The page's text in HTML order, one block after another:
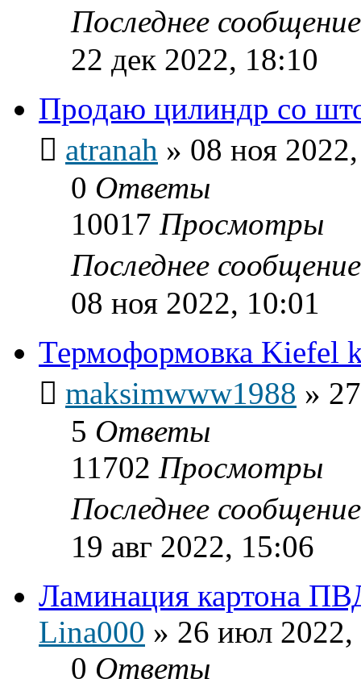
Последнее
22 дек 2022, 18:10
Продаю цилиндр со
atranah » 08 ноя
0 Ответы
10017 Просмотры
Последнее
08 ноя 2022, 10:01
Термоформовка Kiefel
maksimwww1988 »
5 Ответы
11702 Просмотры
Последнее
19 авг 2022, 15:06
Ламинация картона
Lina000 » 26 июл 2022,
0 Ответы